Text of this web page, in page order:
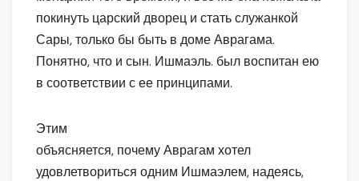
покинуть царский дворец и стать служанкой
Сары, только бы быть в доме Аврагама.
Понятно, что и сын. Ишмаэль. был воспитан ею
в соответствии с ее принципами.
Этим
объясняется, почему Аврагам хотел
удовлетвориться одним Ишмаэлем, надеясь,